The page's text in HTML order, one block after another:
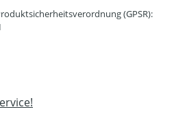
(GPSR):